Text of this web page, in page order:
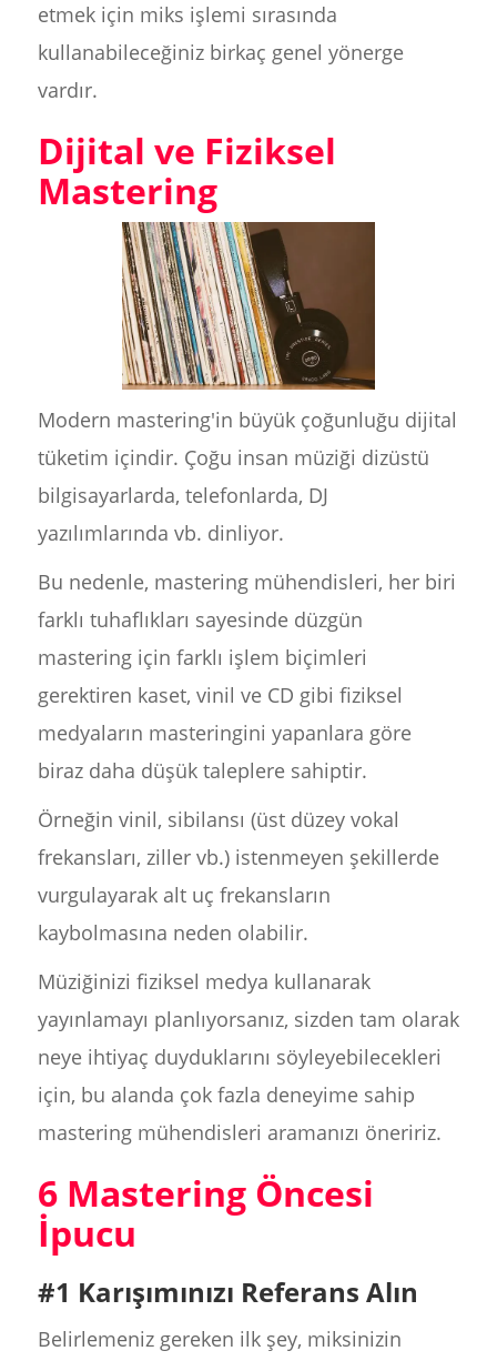
etmek için miks işlemi sırasında
kullanabileceğiniz birkaç genel yönerge
vardır.
Dijital ve Fiziksel
Mastering
Modern mastering'in büyük çoğunluğu dijital
tüketim içindir. Çoğu insan müziği dizüstü
bilgisayarlarda, telefonlarda, DJ
yazılımlarında vb. dinliyor.
Bu nedenle, mastering mühendisleri, her biri
farklı tuhaflıkları sayesinde düzgün
mastering için farklı işlem biçimleri
gerektiren kaset, vinil ve CD gibi fiziksel
medyaların masteringini yapanlara göre
biraz daha düşük taleplere sahiptir.
Örneğin vinil, sibilansı (üst düzey vokal
frekansları, ziller vb.) istenmeyen şekillerde
vurgulayarak alt uç frekansların
kaybolmasına neden olabilir.
Müziğinizi fiziksel medya kullanarak
yayınlamayı planlıyorsanız, sizden tam olarak
neye ihtiyaç duyduklarını söyleyebilecekleri
için, bu alanda çok fazla deneyime sahip
mastering mühendisleri aramanızı öneririz.
6 Mastering Öncesi
İpucu
#1 Karışımınızı Referans Alın
Belirlemeniz gereken ilk şey, miksinizin